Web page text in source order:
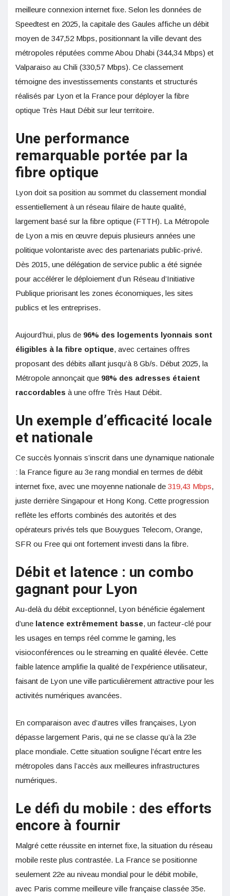
meilleure connexion internet fixe. Selon les données de
Speedtest en 2025, la capitale des Gaules affiche un débit
moyen de 347,52 Mbps, positionnant la ville devant des
métropoles réputées comme Abou Dhabi (344,34 Mbps) et
Valparaiso au Chili (330,57 Mbps). Ce classement
témoigne des investissements constants et structurés
réalisés par Lyon et la France pour déployer la fibre
optique Très Haut Débit sur leur territoire.
Une performance
remarquable portée par la
fibre optique
Lyon doit sa position au sommet du classement mondial
essentiellement à un réseau filaire de haute qualité,
largement basé sur la fibre optique (FTTH). La Métropole
de Lyon a mis en œuvre depuis plusieurs années une
politique volontariste avec des partenariats public-privé.
Dès 2015, une délégation de service public a été signée
pour accélérer le déploiement d’un Réseau d’Initiative
Publique priorisant les zones économiques, les sites
publics et les entreprises.
Aujourd’hui, plus de 96% des logements lyonnais sont
éligibles à la fibre optique, avec certaines offres
proposant des débits allant jusqu’à 8 Gb/s. Début 2025, la
Métropole annonçait que 98% des adresses étaient
raccordables à une offre Très Haut Débit.
Un exemple d’efficacité locale
et nationale
Ce succès lyonnais s’inscrit dans une dynamique nationale
: la France figure au 3e rang mondial en termes de débit
internet fixe, avec une moyenne nationale de 319,43 Mbps,
juste derrière Singapour et Hong Kong. Cette progression
reflète les efforts combinés des autorités et des
opérateurs privés tels que Bouygues Telecom, Orange,
SFR ou Free qui ont fortement investi dans la fibre.
Débit et latence : un combo
gagnant pour Lyon
Au-delà du débit exceptionnel, Lyon bénéficie également
d’une latence extrêmement basse, un facteur-clé pour
les usages en temps réel comme le gaming, les
visioconférences ou le streaming en qualité élevée. Cette
faible latence amplifie la qualité de l’expérience utilisateur,
faisant de Lyon une ville particulièrement attractive pour les
activités numériques avancées.
En comparaison avec d’autres villes françaises, Lyon
dépasse largement Paris, qui ne se classe qu’à la 23e
place mondiale. Cette situation souligne l’écart entre les
métropoles dans l’accès aux meilleures infrastructures
numériques.
Le défi du mobile : des efforts
encore à fournir
Malgré cette réussite en internet fixe, la situation du réseau
mobile reste plus contrastée. La France se positionne
seulement 22e au niveau mondial pour le débit mobile,
avec Paris comme meilleure ville française classée 35e.